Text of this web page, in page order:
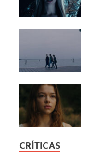
CRÍTICAS